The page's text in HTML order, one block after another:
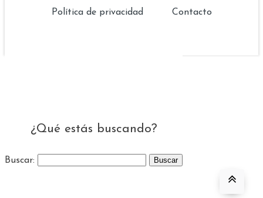
Política de privacidad Contacto
¿Qué estás buscando?
Buscar: